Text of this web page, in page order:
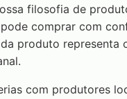
filosofia de
comprar com
produto representa
com produtores